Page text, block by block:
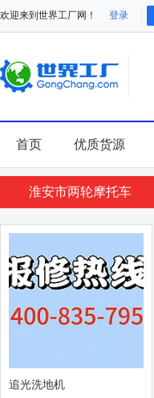
欢迎来到世界工厂网！ 登录
首页 优质货源
淮安市两轮摩托车
追光洗地机